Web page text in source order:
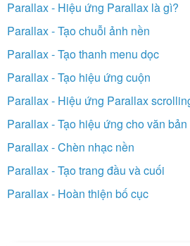
Parallax - Hiệu ứng Parallax là gì?
Parallax - Tạo chuỗi ảnh nền
Parallax - Tạo thanh menu dọc
Parallax - Tạo hiệu ứng cuộn
Parallax - Hiệu ứng Parallax
Parallax - Tạo hiệu ứng cho văn bản
Parallax - Chèn nhạc nền
Parallax - Tạo trang đầu và cuối
Parallax - Hoàn thiện bố cục